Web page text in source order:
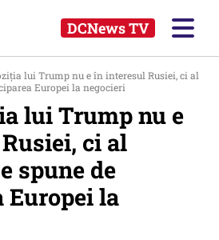
DCNews TV
lui Trump nu e în interesul Rusiei, ci al
Europei la negocieri
lui Trump nu e
ci al
spune de
Europei la